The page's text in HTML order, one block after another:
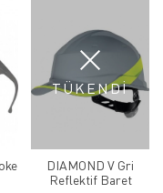
TÜKENDİ
DIAMOND V Gri
Reflektif Baret